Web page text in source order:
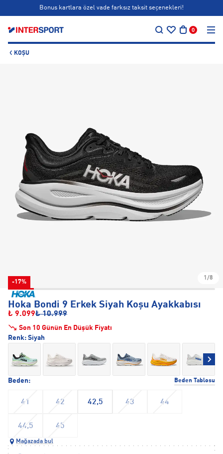
Bonus kartlara özel vade farksız taksit seçenekleri!
0
KOŞU
-17%
1/8
Hoka Bondi 9 Erkek Siyah Koşu Ayakkabısı
₺ 9.099₺ 10.999
Son 10 Günün En Düşük Fiyatı
Beden: Beden Tablosu
41 42 42,5 43 44
44,5 45
Renk: Siyah
Mağazada bul